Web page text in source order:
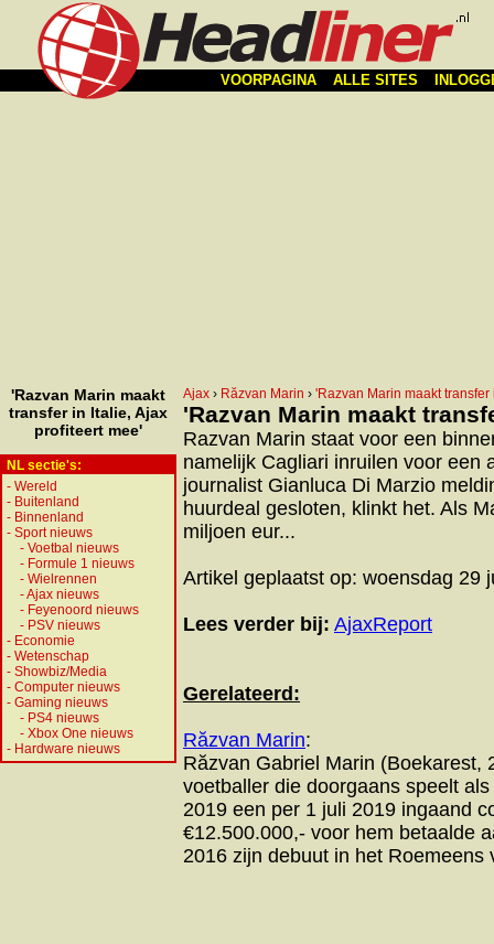
VOORPAGINA ALLE SITES
'Razvan Marin maakt
transfer in Italie, Ajax
profiteert mee'
NL sectie's:
- Wereld
- Buitenland
- Binnenland
- Sport nieuws
- Voetbal nieuws
- Formule 1 nieuws
- Wielrennen
-Ajax nieuws
- Feyenoord nieuws
- PSV nieuws
- Economie
- Wetenschap
- Showbiz/Media
- Computer nieuws
- Gaming nieuws
- PS4 nieuws
- Xbox One nieuws
- Hardware nieuws
Ajax › Răzvan Marin › 'Razvan Marin maakt
'Razvan Marin maakt
Razvan Marin staat voor een
namelijk Cagliari inruilen voor een
journalist Gianluca Di Marzio
huurdeal gesloten, klinkt het. Als
miljoen eur...
Artikel geplaatst op: woensdag 29
Lees verder bij: AjaxReport
Gerelateerd:
Răzvan Marin:
Răzvan Gabriel Marin (Boekarest,
voetballer die doorgaans speelt
2019 een per 1 juli 2019 ingaand
€12.500.000,- voor hem betaalde
2016 zijn debuut in het Roemeens